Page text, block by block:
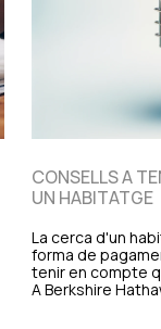
CONSELLS A
UN HABITATGE
La cerca d'un
forma de
tenir en compte
A Berkshire